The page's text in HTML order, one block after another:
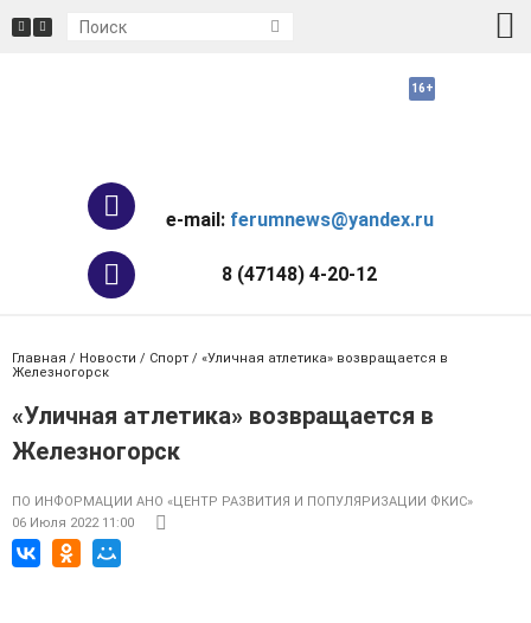
e-mail: ferumnews@yandex.ru
8 (47148) 4-20-12
Главная / Новости / Спорт / «Уличная атлетика» возвращается в
Железногорск
«Уличная атлетика» возвращается в
Железногорск
ПО ИНФОРМАЦИИ АНО «ЦЕНТР РАЗВИТИЯ И ПОПУЛЯРИЗАЦИИ ФКИС»
06 Июля 2022 11:00